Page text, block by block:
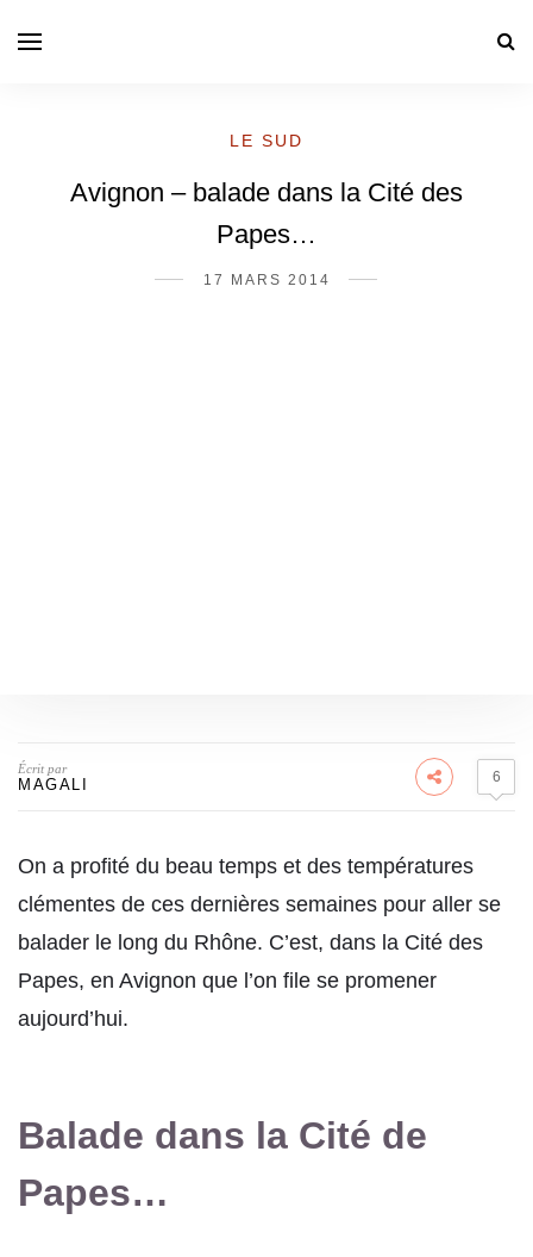
LE SUD
Avignon – balade dans la Cité des
Papes…
17 MARS 2014
Écrit par
MAGALI 6
On a profité du beau temps et des températures
clémentes de ces dernières semaines pour aller se
balader le long du Rhône. C’est, dans la Cité des
Papes, en Avignon que l’on file se promener
aujourd’hui.
Balade dans la Cité de
Papes…